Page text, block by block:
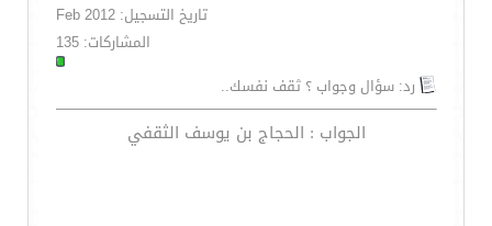
تاريخ التسجيل: Feb 2012
المشاركات: 135
رد: سؤال وجواب ؟ ثقف نفسك..
الجواب : الحجاج بن يوسف الثقفي